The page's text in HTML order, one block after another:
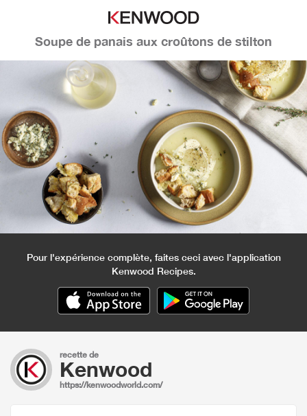
Soupe de panais aux croûtons de stilton
Pour l'expérience complète, faites ceci avec l'application
Kenwood Recipes.
recette de
Kenwood
https://kenwoodworld.com/